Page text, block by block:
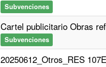
Subvenciones
Cartel publicitario Obras
Subvenciones
20250612_Otros_RES